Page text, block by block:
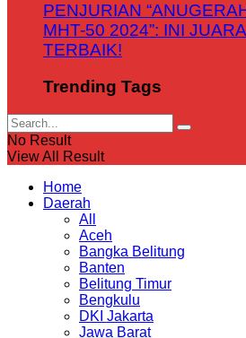
PENJURIAN
MHT-50 2024”: INI
TERBAIK!
Trending Tags
No Result
View All Result
Home
Daerah
All
Aceh
Bangka Belitung
Banten
Belitung Timur
Bengkulu
DKI Jakarta
Jawa Barat